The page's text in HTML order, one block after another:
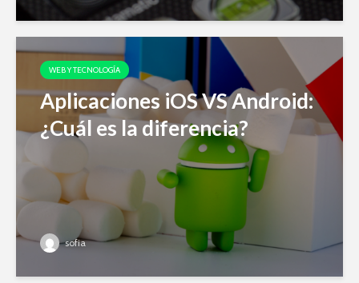
WEB Y TECNOLOGÍA
Aplicaciones iOS VS Android:
¿Cuál es la diferencia?
sofia